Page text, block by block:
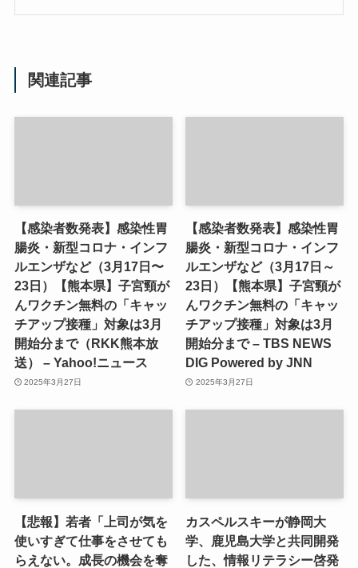
関連記事
【感染者数発表】感染性胃
腸炎・新型コロナ・インフ
ルエンザなど（3月17日〜
23日）【熊本県】子宮頸が
んワクチン無料の「キャッ
チアップ接種」対象は3月
開始分まで（RKK熊本放
送） – Yahoo!ニュース
2025年3月27日
【感染者数発表】感染性胃
腸炎・新型コロナ・インフ
ルエンザなど（3月17日～
23日）【熊本県】子宮頸が
んワクチン無料の「キャッ
チアップ接種」対象は3月
開始分まで – TBS NEWS
DIG Powered by JNN
2025年3月27日
【悲報】若者「上司が気を
使いすぎて仕事をさせても
らえない。成長の機会を奪
カスペルスキーが静岡大
学、鹿児島大学と共同開発
した、情報リテラシー啓発